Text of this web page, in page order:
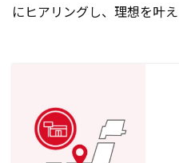
にヒアリングし、理想を叶